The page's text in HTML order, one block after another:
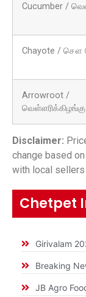
Cucumber /
Chayote /
Arrowroot /
வெள்ளரிக்கிழங்கு
Disclaimer:
change based
with local sellers
Chetpet
Girivalam
Breaking
JB Agro